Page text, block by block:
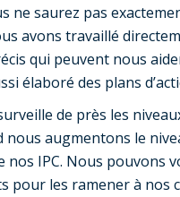
ne saurez pas
avons travaillé
qui peuvent nous
élaboré des plans
de près les
augmentons le
nos IPC. Nous
les ramener à nos